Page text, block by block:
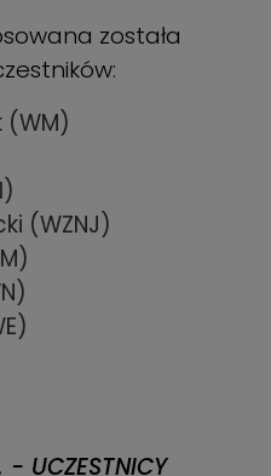
została
(WM)
(WZNJ)
UCZESTNICY